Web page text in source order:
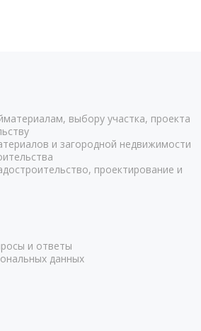
выбору участка, проекта
и загородной недвижимости
проектирование и
и ответы
данных